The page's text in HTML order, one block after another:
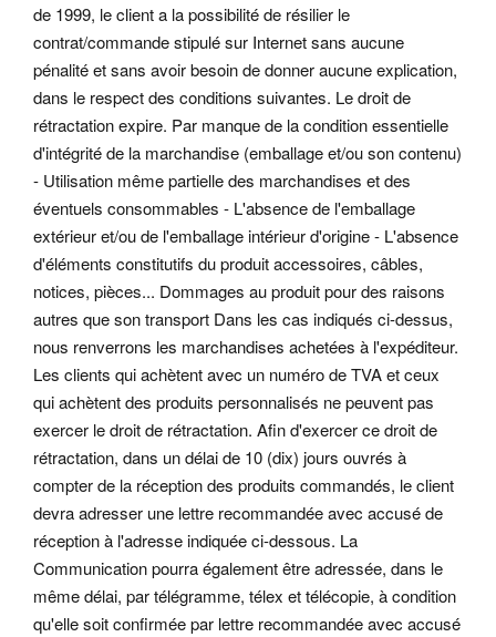
de 1999, le client a la possibilité de résilier le
contrat/commande stipulé sur Internet sans aucune
pénalité et sans avoir besoin de donner aucune explication,
dans le respect des conditions suivantes. Le droit de
rétractation expire. Par manque de la condition essentielle
d'intégrité de la marchandise (emballage et/ou son contenu)
- Utilisation même partielle des marchandises et des
éventuels consommables - L'absence de l'emballage
extérieur et/ou de l'emballage intérieur d'origine - L'absence
d'éléments constitutifs du produit accessoires, câbles,
notices, pièces... Dommages au produit pour des raisons
autres que son transport Dans les cas indiqués ci-dessus,
nous renverrons les marchandises achetées à l'expéditeur.
Les clients qui achètent avec un numéro de TVA et ceux
qui achètent des produits personnalisés ne peuvent pas
exercer le droit de rétractation. Afin d'exercer ce droit de
rétractation, dans un délai de 10 (dix) jours ouvrés à
compter de la réception des produits commandés, le client
devra adresser une lettre recommandée avec accusé de
réception à l'adresse indiquée ci-dessous. La
Communication pourra également être adressée, dans le
même délai, par télégramme, télex et télécopie, à condition
qu'elle soit confirmée par lettre recommandée avec accusé